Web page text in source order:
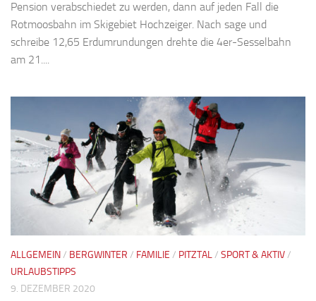
Pension verabschiedet zu werden, dann auf jeden Fall die
Rotmoosbahn im Skigebiet Hochzeiger. Nach sage und
schreibe 12,65 Erdumrundungen drehte die 4er-Sesselbahn
am 21....
ALLGEMEIN/ BERGWINTER / FAMILIE / PITZTAL/ SPORT & AKTIV/
URLAUBSTIPPS
9. DEZEMBER 2020